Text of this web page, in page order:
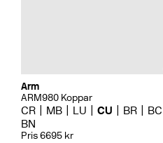
Arm
ARM980 Koppar
CR MB LU CU BR BC
BN
Pris 6695 kr